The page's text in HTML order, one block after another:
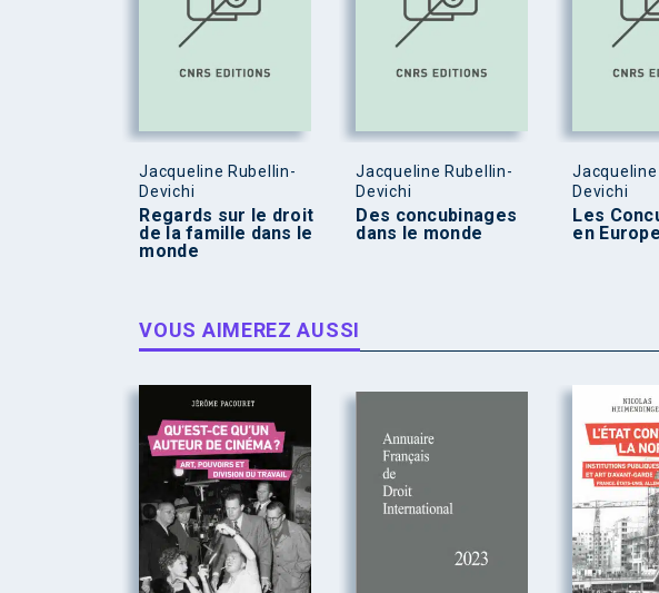
Jacqueline Rubellin-
Devichi
Regards sur le droit
de la famille dans le
monde
Jacqueline Rubellin-
Devichi
Des concubinages
dans le monde
Devichi
Les
en Europe
VOUS AIMEREZ AUSSI